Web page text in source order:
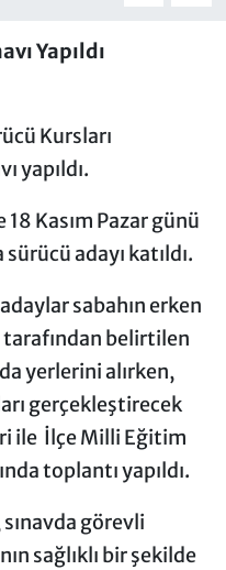
Yapıldı
Kursları
yapıldı.
Kasım Pazar günü
adayı katıldı.
sabahın erken
belirtilen
yerlerini alırken,
gerçekleştirecek
ile İlçe Milli Eğitim
toplantı yapıldı.
görevli
sağlıklı bir şekilde